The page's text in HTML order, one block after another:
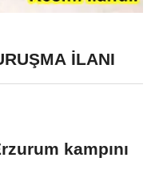
İLANI
kampını